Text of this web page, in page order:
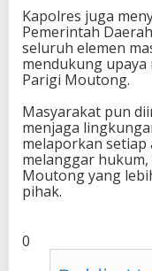
Kapolres juga
Pemerintah
seluruh elemen
mendukung upaya
Parigi Moutong.
Masyarakat pun
menjaga
melaporkan
melanggar
Moutong yang
pihak.
0